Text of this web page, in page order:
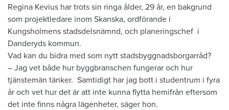
​Regina Kevius har trots sin ringa ålder, 29 år, en bakgrund
som projektledare inom Skanska, ordförande i
Kungsholmens stadsdelsnämnd, och planeringschef i
Danderyds kommun.
Vad kan du bidra med som nytt stadsbyggnadsborgarråd?
– Jag vet både hur byggbranschen fungerar och hur
tjänstemän tänker. Samtidigt har jag bott i studentrum i fyra
år och vet hur det är att inte kunna flytta hemifrån eftersom
det inte finns några lägenheter, säger hon.